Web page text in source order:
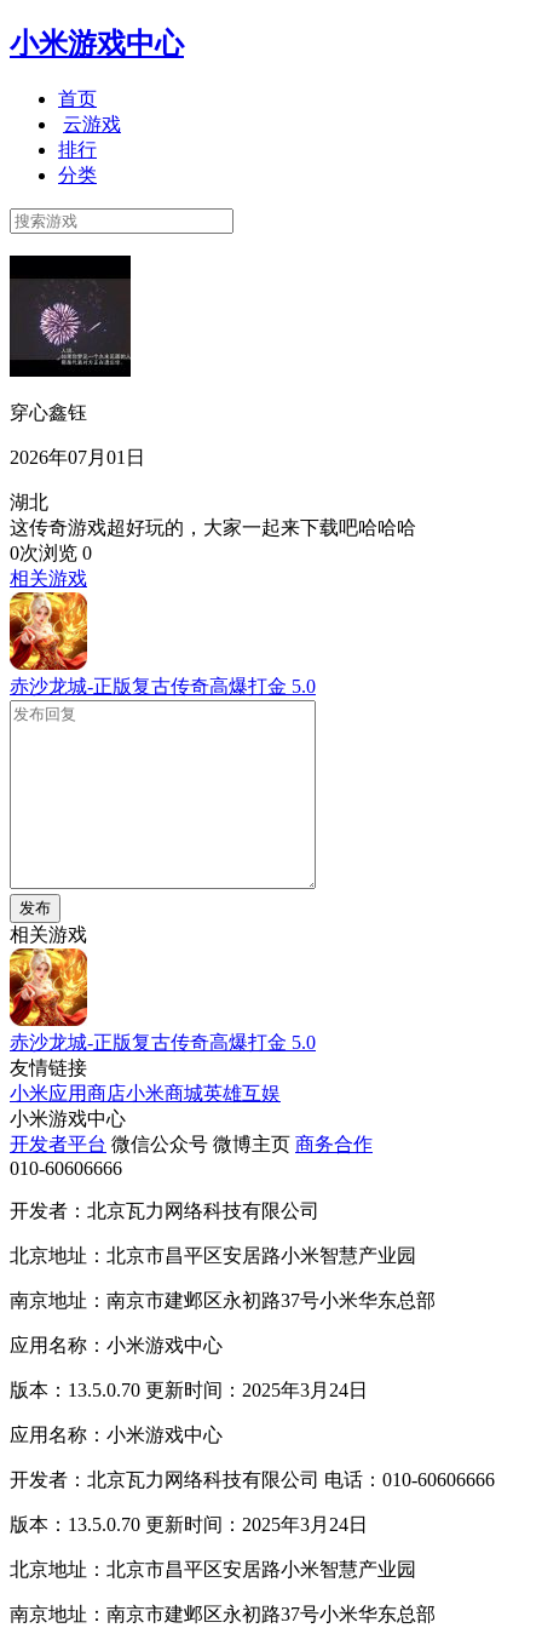
小米游戏中心
首页
云游戏
排行
分类
穿心鑫钰
2026年07月01日
湖北
这传奇游戏超好玩的，大家一起来下载吧哈哈哈
0次浏览 0
相关游戏
赤沙龙城-正版复古传奇高爆打金 5.0
发布
相关游戏
赤沙龙城-正版复古传奇高爆打金 5.0
友情链接
小米应用商店小米商城英雄互娱
小米游戏中心
开发者平台 微信公众号 微博主页 商务合作
010-60606666
开发者：北京瓦力网络科技有限公司
北京地址：北京市昌平区安居路小米智慧产业园
南京地址：南京市建邺区永初路37号小米华东总部
应用名称：小米游戏中心
版本：13.5.0.70 更新时间：2025年3月24日
应用名称：小米游戏中心
开发者：北京瓦力网络科技有限公司 电话：010-60606666
版本：13.5.0.70 更新时间：2025年3月24日
北京地址：北京市昌平区安居路小米智慧产业园
南京地址：南京市建邺区永初路37号小米华东总部